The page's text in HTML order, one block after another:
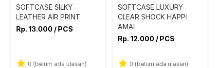
SOFTCASE SILKY
LEATHER AIR PRINT
Rp. 13.000 / PCS
0 (belum ada ulasan)
SOFTCASE LUXURY
CLEAR SHOCK HAPPI
AMAI
Rp. 12.000 / PCS
0 (belum ada ulasan)